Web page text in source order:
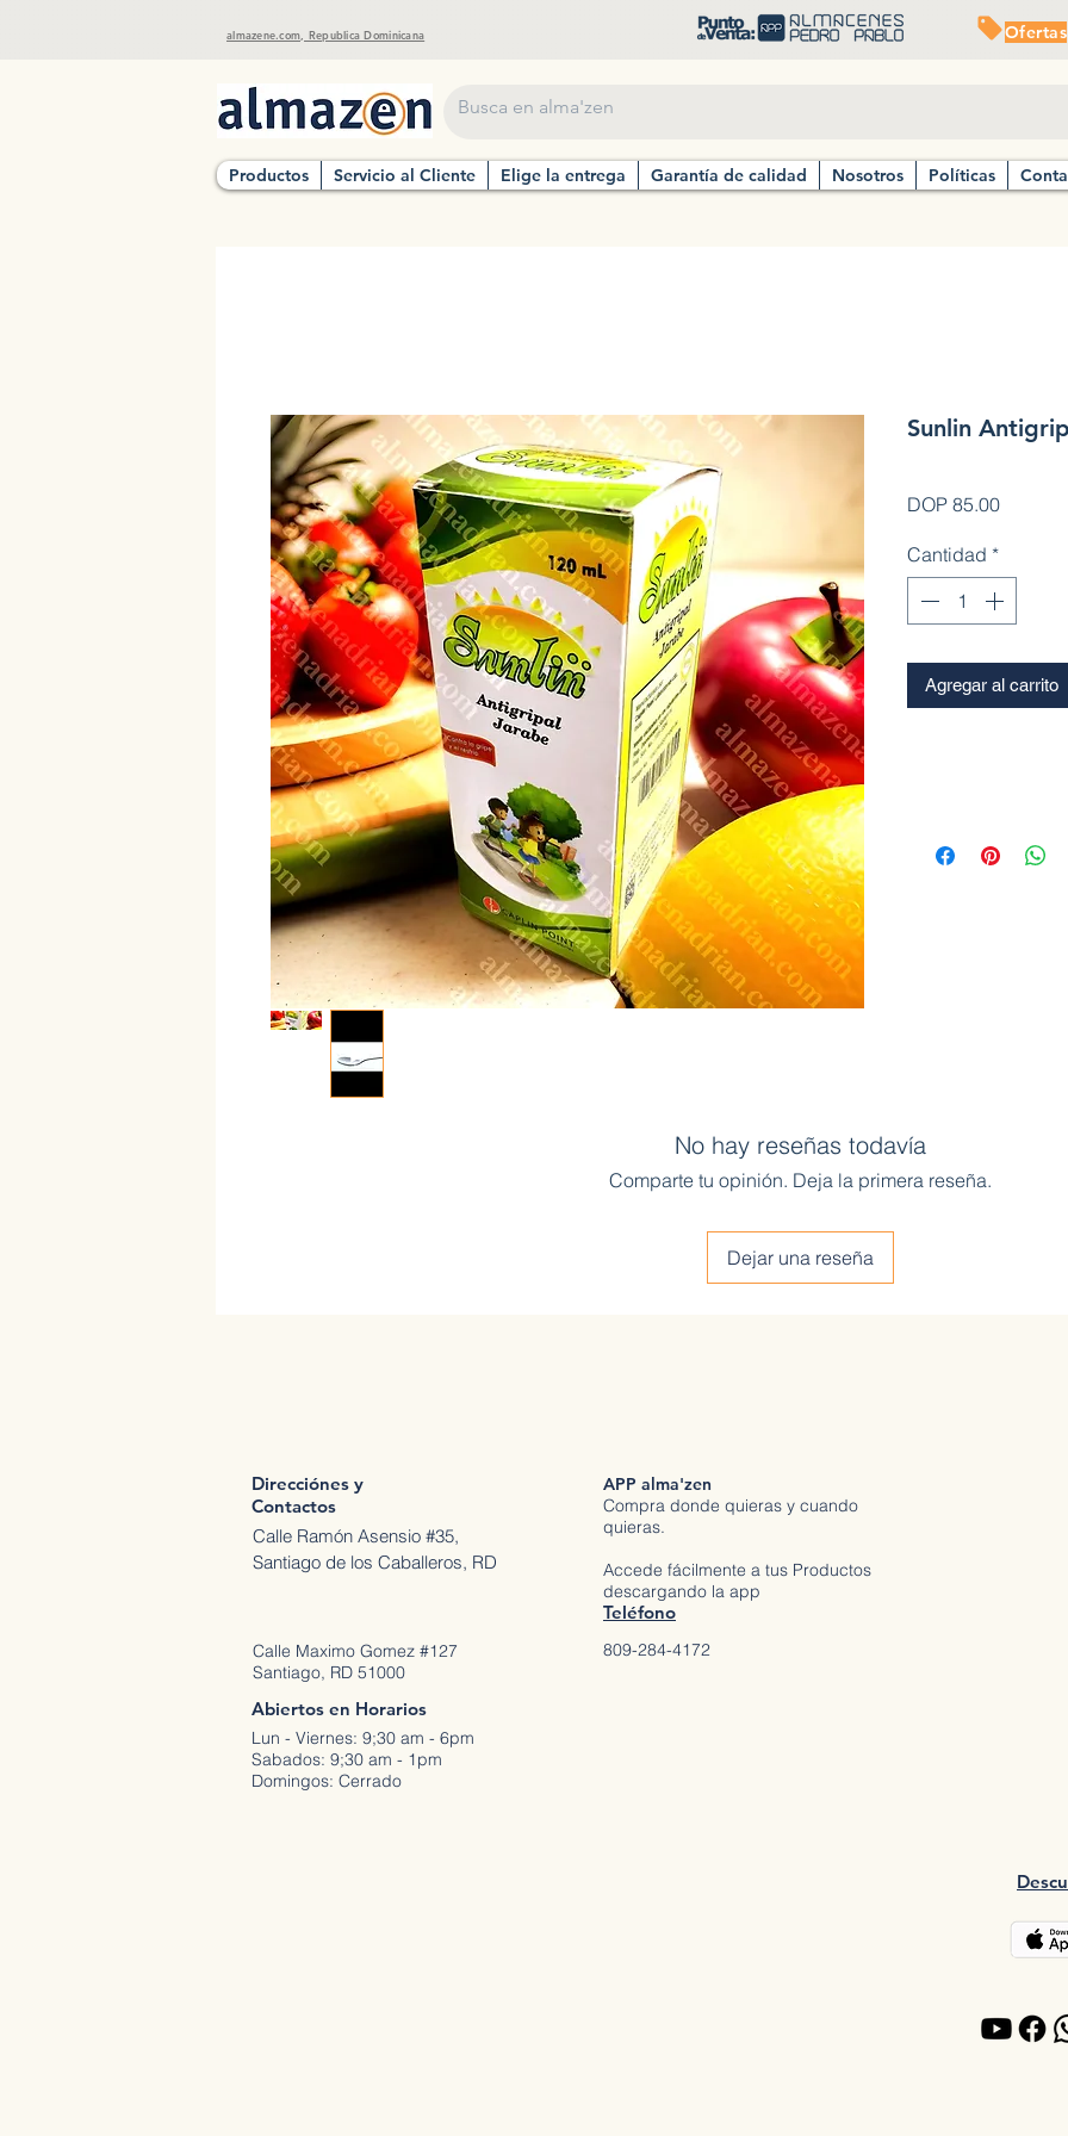
almazene.com, Republica Dominicana Ofertas
Productos Servicio al Cliente Elige la entrega Garantía de calidad Nosotros Políticas
Sunlin
DOP 85.00Precio
Cantidad *
Agregar al carrito
No hay reseñas todavía
Comparte tu opinión. Deja la primera reseña.
Dejar una reseña
Direcciónes y
Contactos
Calle Ramón Asensio #35,
Santiago de los Caballeros, RD
APP alma'zen
Compra donde quieras y cuando
quieras.
Accede fácilmente a tus Productos
descargando la app
Calle Maximo Gomez #127
Santiago, RD 51000
Abiertos en Horarios
Lun - Viernes: 9;30 am - 6pm
Sabados: 9;30 am - 1pm
Domingos: Cerrado
Teléfono
809-284-4172